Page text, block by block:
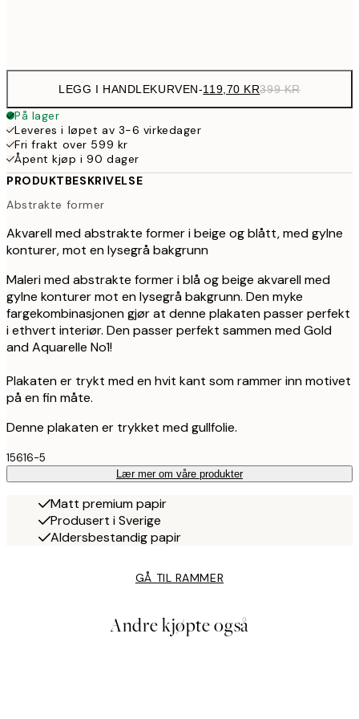
LEGG I HANDLEKURVEN-119,70 KR399 KR
På lager
Leveres i løpet av 3-6 virkedager
Fri frakt over 599 kr
Åpent kjøp i 90 dager
PRODUKTBESKRIVELSE
Abstrakte former
Akvarell med abstrakte former i beige og blått, med gylne
konturer, mot en lysegrå bakgrunn
Maleri med abstrakte former i blå og beige akvarell med
gylne konturer mot en lysegrå bakgrunn. Den myke
fargekombinasjonen gjør at denne plakaten passer perfekt
i ethvert interiør. Den passer perfekt sammen med Gold
and Aquarelle No1!
Plakaten er trykt med en hvit kant som rammer inn motivet
på en fin måte.
Denne plakaten er trykket med gullfolie.
15616-5
Lær mer om våre produkter
Matt premium papir
Produsert i Sverige
Aldersbestandig papir
GÅ TIL RAMMER
Andre kjøpte også